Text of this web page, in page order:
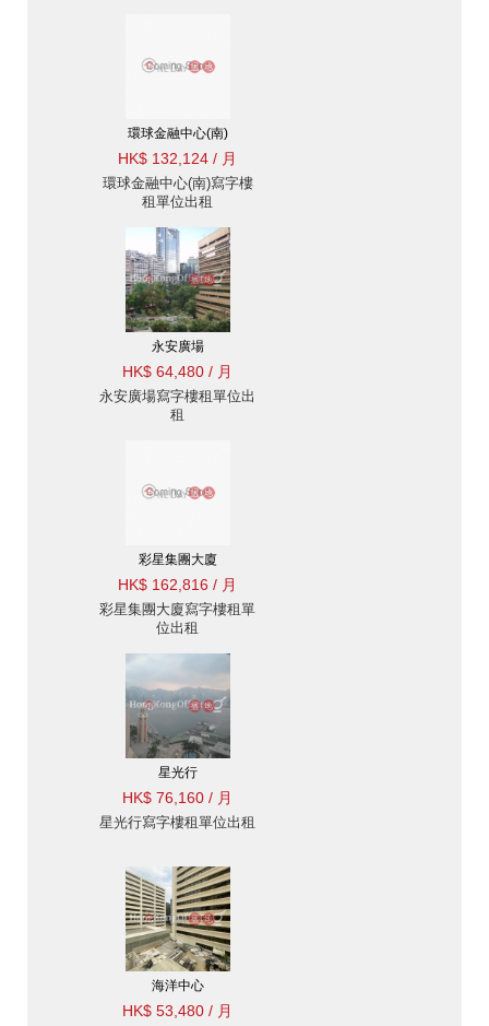
環球金融中心(南)
HK$ 132,124 / 月
環球金融中心(南)寫字樓
租單位出租
永安廣場
HK$ 64,480 / 月
永安廣場寫字樓租單位出
租
彩星集團大廈
HK$ 162,816 / 月
彩星集團大廈寫字樓租單
位出租
星光行
HK$ 76,160 / 月
星光行寫字樓租單位出租
海洋中心
HK$ 53,480 / 月